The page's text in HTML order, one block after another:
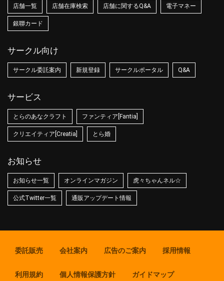
店舗一覧 店舗在庫検索 店舗に関するQ&A 電子マネー
銀聯カード
サークル向け
サークル委託案内 新規登録 サークルポータル Q&A
サービス
とらのあなクラフト ファンティア[Fantia]
クリエイティア[Creatia] とら婚
お知らせ
お知らせ一覧 オンラインマガジン 虎々ちゃんネル☆
公式Twitter一覧 通販アップデート情報
委託販売 会社案内 広告のご案内 採用情報
利用規約 個人情報保護方針 ガイドマップ